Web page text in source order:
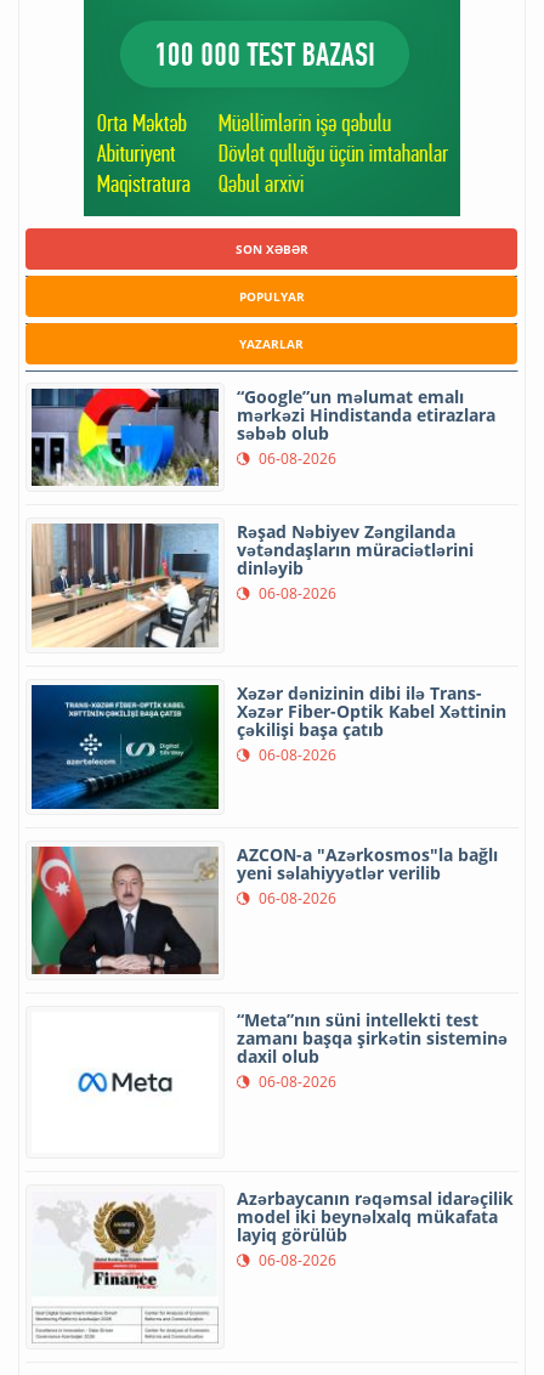
SON XƏBƏR
POPULYAR
YAZARLAR
“Google”un məlumat emalı
mərkəzi Hindistanda etirazlara
səbəb olub
06-08-2026
Rəşad Nəbiyev Zəngilanda
vətəndaşların müraciətlərini
dinləyib
06-08-2026
Xəzər dənizinin dibi ilə Trans-
Xəzər Fiber-Optik Kabel Xəttinin
çəkilişi başa çatıb
06-08-2026
AZCON-a "Azərkosmos"la bağlı
yeni səlahiyyətlər verilib
06-08-2026
“Meta”nın süni intellekti test
zamanı başqa şirkətin sisteminə
daxil olub
06-08-2026
Azərbaycanın rəqəmsal idarəçilik
model iki beynəlxalq mükafata
layiq görülüb
06-08-2026